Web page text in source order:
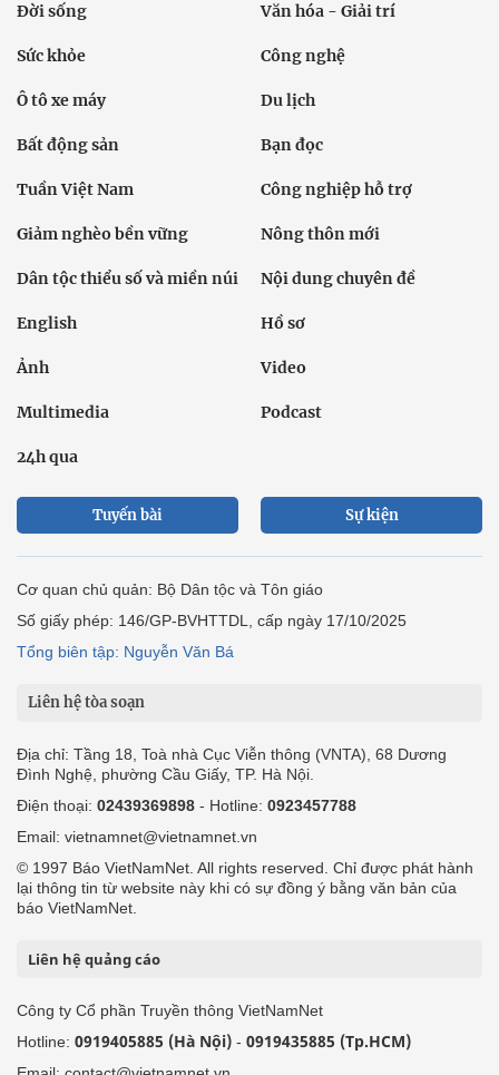
Đời sống Văn hóa - Giải trí
Sức khỏe Công nghệ
Ô tô xe máy Du lịch
Bất động sản Bạn đọc
Tuần Việt Nam Công nghiệp hỗ trợ
Giảm nghèo bền vững Nông thôn mới
Dân tộc thiểu số và miền núi Nội dung chuyên đề
English Hồ sơ
Ảnh Video
Multimedia Podcast
24h qua
Tuyến bài Sự kiện
Cơ quan chủ quản: Bộ Dân tộc và Tôn giáo
Số giấy phép: 146/GP-BVHTTDL, cấp ngày 17/10/2025
Tổng biên tập: Nguyễn Văn Bá
Liên hệ tòa soạn
Địa chỉ: Tầng 18, Toà nhà Cục Viễn thông (VNTA), 68 Dương
Đình Nghệ, phường Cầu Giấy, TP. Hà Nội.
Điện thoại: 02439369898 - Hotline: 0923457788
Email: vietnamnet@vietnamnet.vn
© 1997 Báo VietNamNet. All rights reserved. Chỉ được phát hành
lại thông tin từ website này khi có sự đồng ý bằng văn bản của
báo VietNamNet.
Liên hệ quảng cáo
Công ty Cổ phần Truyền thông VietNamNet
Hotline: 0919405885 (Hà Nội) - 0919435885 (Tp.HCM)